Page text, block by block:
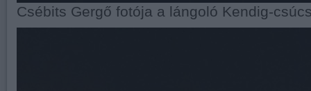
Csébits Gergő fotója a lángoló Kendig-